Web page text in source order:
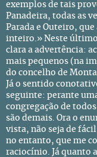
exemplos de tais
Panadeira, todas as
Parada e Outeiro,
inteiro.» Neste
clara a advertência:
mais pequenos (na
do concelho de
Já o sentido
seguinte: perante
congregação de
são demais. Ora o
vista, não seja de
no entanto, que me
raciocínio. Já quanto